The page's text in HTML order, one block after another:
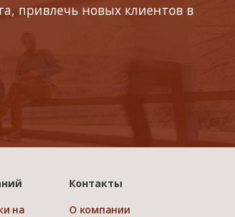
привлечь новых клиентов в
на
Контакты
О компании